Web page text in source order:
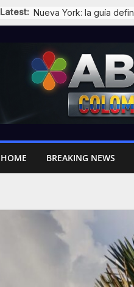
Latest:
HOME BREAKING NEWS